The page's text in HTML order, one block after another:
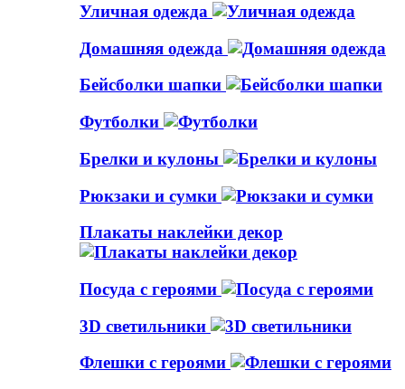
Уличная одежда
Домашняя одежда
Бейсболки шапки
Футболки
Брелки и кулоны
Рюкзаки и сумки
Плакаты наклейки декор
Посуда с героями
3D светильники
Флешки с героями